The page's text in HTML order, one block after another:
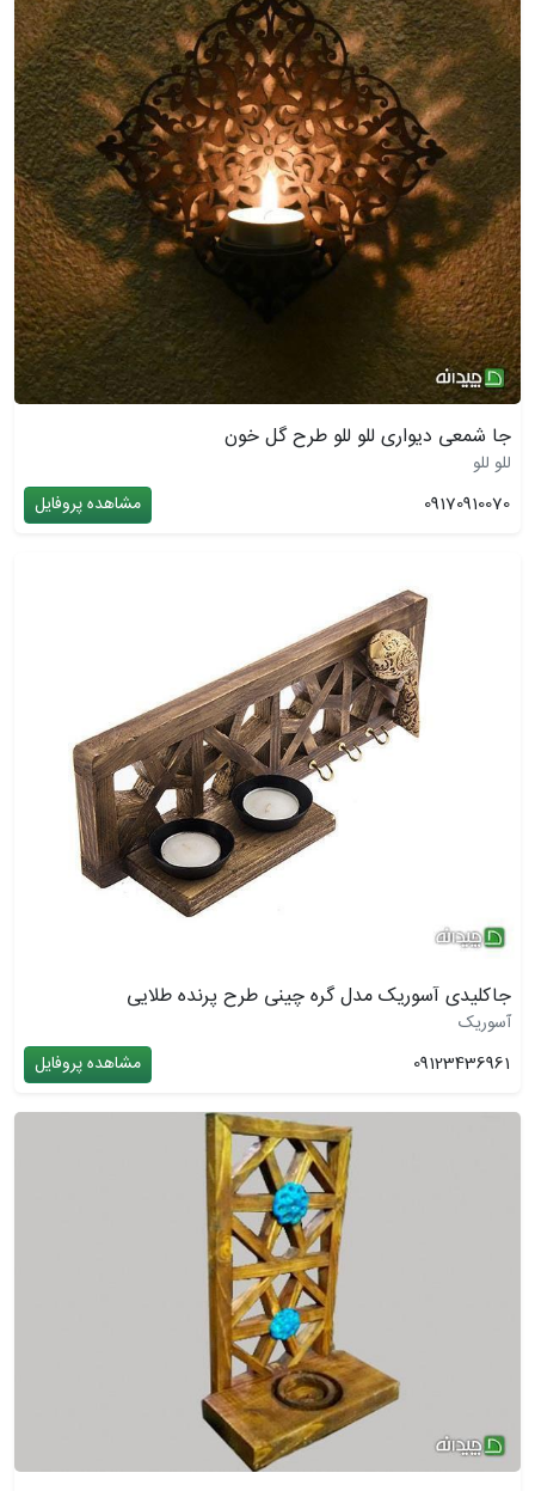
جا شمعی دیواری للو للو طرح گل خون
للو للو
09170910070
مشاهده پروفایل
جاکلیدی آسوریک مدل گره چینی طرح پرنده طلایی
آسوریک
09123436961
مشاهده پروفایل